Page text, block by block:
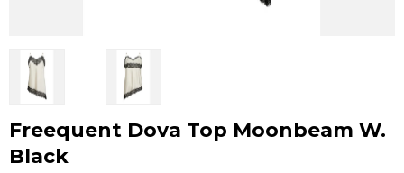
Freequent Dova Top Moonbeam W.
Black